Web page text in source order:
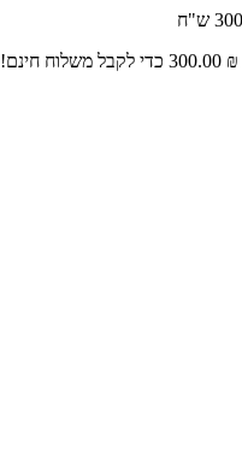
300.00 ₪ כדי לקבל משלוח חינם!